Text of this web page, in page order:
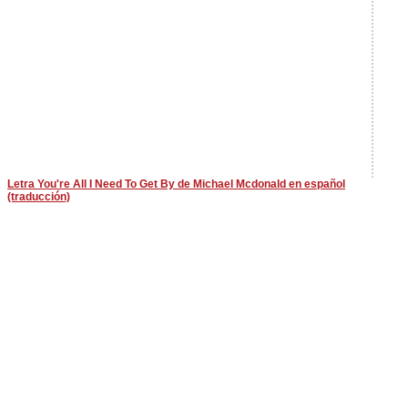
Letra You're All I Need To Get By de Michael Mcdonald en español
(traducción)